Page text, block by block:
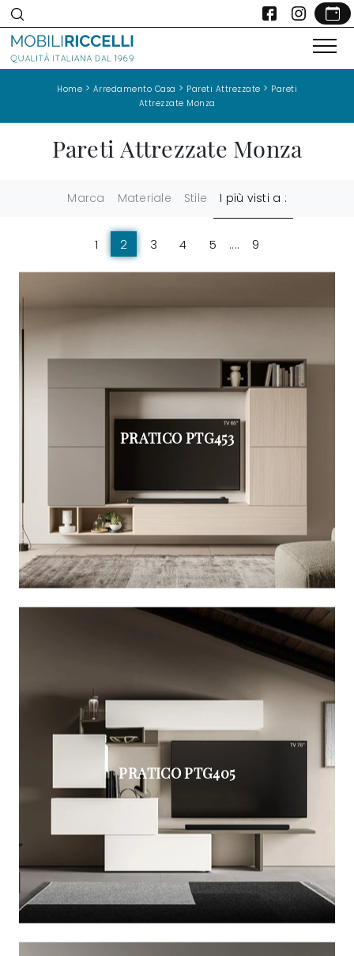
Home > Arredamento Casa > Pareti Attrezzate > Pareti
Attrezzate Monza
Pareti Attrezzate Monza
Marca Materiale Stile I più visti a :
1 2 3 4 5 .... 9
PRATICO PTG453
PRATICO PTG405